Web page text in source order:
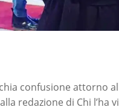
confusione attorno
redazione di Chi l’ha